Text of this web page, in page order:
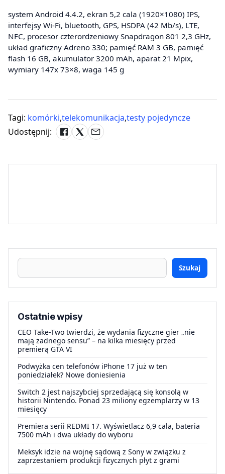
system Android 4.4.2, ekran 5,2 cala (1920×1080) IPS,
interfejsy Wi-Fi, bluetooth, GPS, HSDPA (42 Mb/s), LTE,
NFC, procesor czterordzeniowy Snapdragon 801 2,3 GHz,
układ graficzny Adreno 330; pamięć RAM 3 GB, pamięć
flash 16 GB, akumulator 3200 mAh, aparat 21 Mpix,
wymiary 147x 73×8, waga 145 g
Tagi: komórki,telekomunikacja,testy pojedyncze
Udostępnij:
Szukaj
Ostatnie wpisy
CEO Take-Two twierdzi, że wydania fizyczne gier „nie
mają żadnego sensu” – na kilka miesięcy przed
premierą GTA VI
Podwyżka cen telefonów iPhone 17 już w ten
poniedziałek? Nowe doniesienia
Switch 2 jest najszybciej sprzedającą się konsolą w
historii Nintendo. Ponad 23 miliony egzemplarzy w 13
miesięcy
Premiera serii REDMI 17. Wyświetlacz 6,9 cala, bateria
7500 mAh i dwa układy do wyboru
Meksyk idzie na wojnę sądową z Sony w związku z
zaprzestaniem produkcji fizycznych płyt z grami